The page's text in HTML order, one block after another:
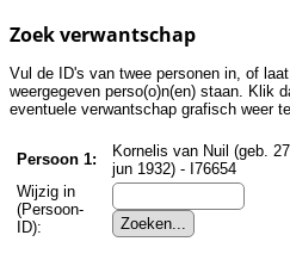
Zoek verwantschap
Vul de ID's van twee personen in, of
weergegeven perso(o)n(en) staan. Klik
eventuele verwantschap grafisch weer
Persoon 1:
Kornelis van Nuil (geb. 27
jun 1932) - I76654
Wijzig in
(Persoon-
ID):